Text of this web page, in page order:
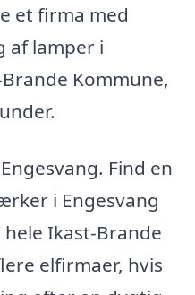
et firma med
af lamper i
Kommune,
Find en
i Engesvang
Ikast-Brande
elfirmaer, hvis